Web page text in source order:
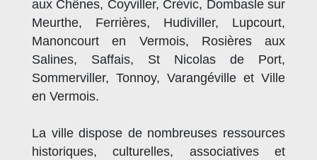
aux Chênes, Coyviller, Crévic, Dombasle sur
Meurthe, Ferrières, Hudiviller, Lupcourt,
Manoncourt en Vermois, Rosières aux
Salines, Saffais, St Nicolas de Port,
Sommerviller, Tonnoy, Varangéville et Ville
en Vermois.
La ville dispose de nombreuses ressources
historiques, culturelles, associatives et